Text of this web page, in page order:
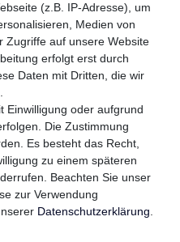
MIT
UNS
(z.B. IP-Adresse), um
Medien von
Zugriffe auf unsere Website
erfolgt erst durch
Daten mit Dritten, die wir
Einwilligung oder aufgrund
Die Zustimmung
Es besteht das Recht,
zu einem späteren
Beachten Sie unser
zur Verwendung
Daten­schutz­erklärung